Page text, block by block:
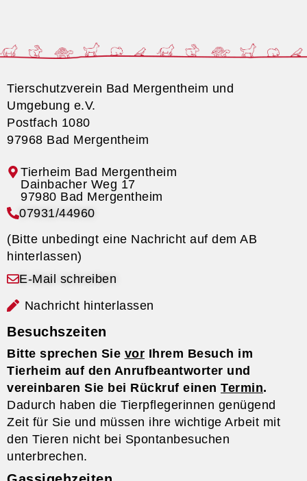
Tierschutzverein Bad Mergentheim und
Umgebung e.V.
Postfach 1080
97968 Bad Mergentheim
Tierheim Bad Mergentheim
07931/44960
(Bitte unbedingt eine Nachricht auf dem AB
hinterlassen)
E-Mail schreiben
Nachricht hinterlassen
Besuchszeiten
Bitte sprechen Sie vor Ihrem Besuch im
Tierheim auf den Anrufbeantworter und
vereinbaren Sie bei Rückruf einen Termin.
Dadurch haben die Tierpflegerinnen genügend
Zeit für Sie und müssen ihre wichtige Arbeit mit
den Tieren nicht bei Spontanbesuchen
unterbrechen.